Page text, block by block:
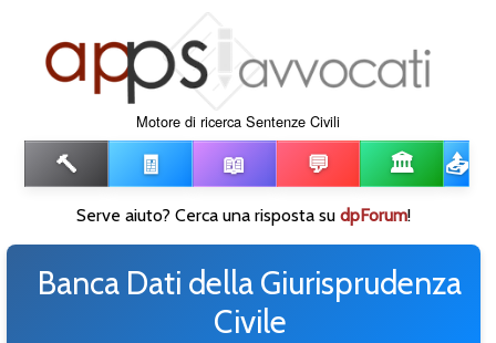
Motore di ricerca Sentenze Civili
🔨 🧾 📖 💬 🏛️ 📤
Serve aiuto? Cerca una risposta su dpForum!
Banca Dati della Giurisprudenza
Civile